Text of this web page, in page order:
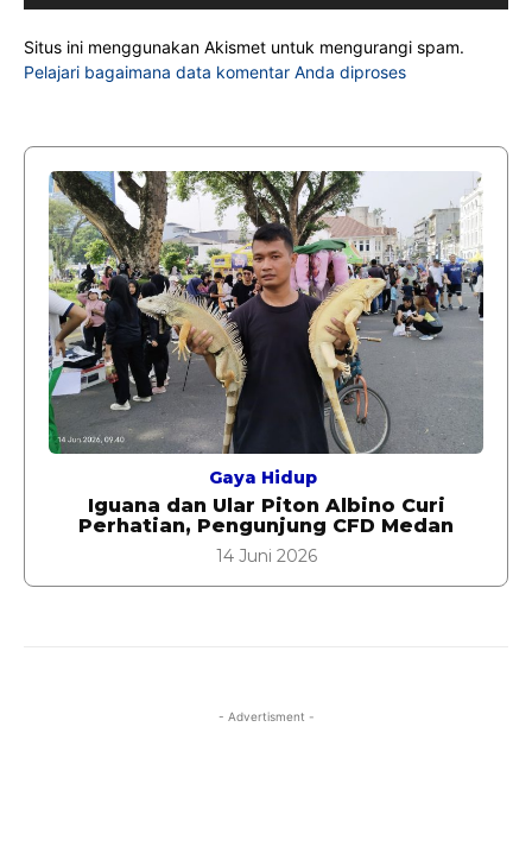
Situs ini menggunakan Akismet untuk mengurangi spam.
Pelajari bagaimana data komentar Anda diproses
Gaya Hidup
Iguana dan Ular Piton Albino Curi
Perhatian, Pengunjung CFD Medan
14 Juni 2026
- Advertisment -